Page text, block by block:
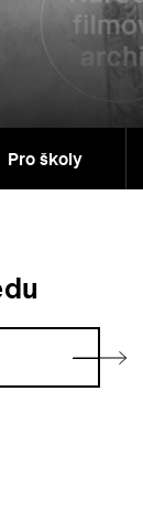
Pro školy